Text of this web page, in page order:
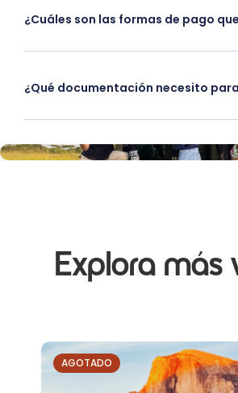
¿Cuáles son las formas de pago
¿Qué documentación necesito
Explora más
AGOTADO